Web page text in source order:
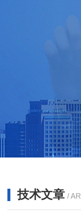
技术文章 /